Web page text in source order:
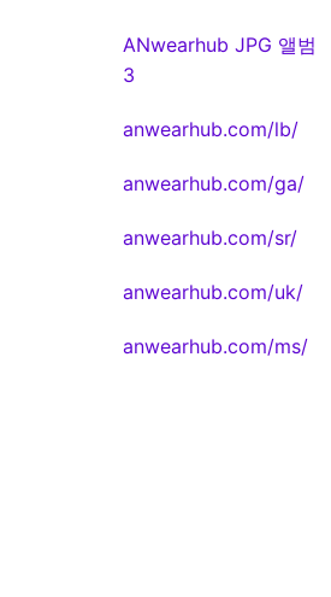
ANwearhub JPG 앨범
3
anwearhub.com/lb/
anwearhub.com/ga/
anwearhub.com/sr/
anwearhub.com/uk/
anwearhub.com/ms/